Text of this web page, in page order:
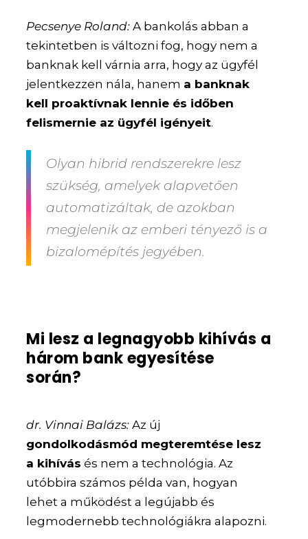
Pecsenye Roland: A bankolás abban a
tekintetben is változni fog, hogy nem a
banknak kell várnia arra, hogy az ügyfél
jelentkezzen nála, hanem a banknak
kell proaktívnak lennie és időben
felismernie az ügyfél igényeit.
Olyan hibrid rendszerekre lesz
szükség, amelyek alapvetően
automatizáltak, de azokban
megjelenik az emberi tényező is a
bizalomépítés jegyében.
Mi lesz a legnagyobb kihívás a
három bank egyesítése
során?
dr. Vinnai Balázs: Az új
gondolkodásmód megteremtése lesz
a kihívás és nem a technológia. Az
utóbbira számos példa van, hogyan
lehet a működést a legújabb és
legmodernebb technológiákra alapozni.